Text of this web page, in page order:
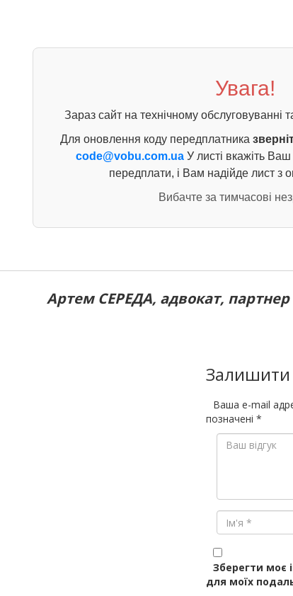
Увага!
Зараз сайт на технічному обслуговуванні
Для оновлення коду передплатника
code@vobu.com.ua У листі вкажіть
передплати, і Вам надійде лист з
Вибачте за тимчасові
Артем СЕРЕДА, адвокат, партнер
Залишити
Ваша e-mail
позначені *
Зберегти моє
для моїх